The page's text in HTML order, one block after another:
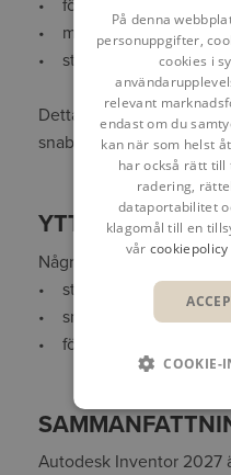
• förbättrad
• möjlighet att ångra
• stöd för att visa
Detta gör
snabbare och mer exakt.
YTTERLIGARE
Några andra viktiga
• stöd för
• smidigare hantering
• förbättrade
Autodesk Inventor 2027
På denna
personuppgifter,
cookies i
relevant
endast om du
kan när som helst
har också rätt till
radering,
dataportabilitet
klagomål till en
vår cookiepolicy
COOKIE-